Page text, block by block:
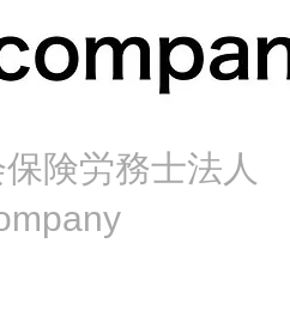
険労務士法人